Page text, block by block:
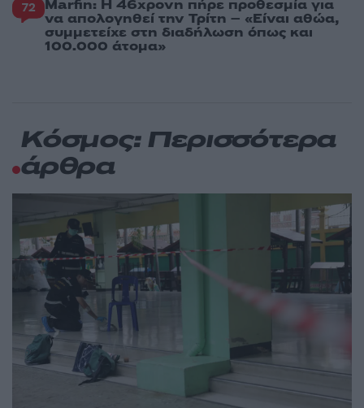
72 Marfin: Η 46χρονη πήρε προθεσμία για
να απολογηθεί την Τρίτη – «Είναι αθώα,
συμμετείχε στη διαδήλωση όπως και
100.000 άτομα»
Κόσμος: Περισσότερα
άρθρα